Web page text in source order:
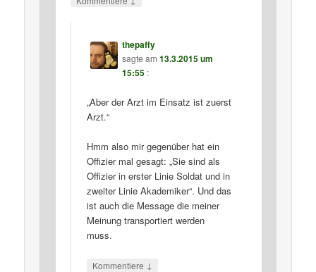
thepaffy
sagte am 13.3.2015 um
15:55 :
„Aber der Arzt im Einsatz ist zuerst
Arzt.“
Hmm also mir gegenüber hat ein
Offizier mal gesagt: „Sie sind als
Offizier in erster Linie Soldat und in
zweiter Linie Akademiker“. Und das
ist auch die Message die meiner
Meinung transportiert werden
muss.
Kommentiere ↓